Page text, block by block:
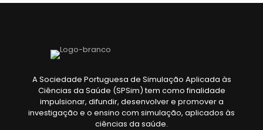
A Sociedade Portuguesa de Simulação Aplicada às
Ciências da Saúde (SPSim) tem como finalidade
impulsionar, difundir, desenvolver e promover a
investigação e o ensino com simulação, aplicados às
ciências da saúde.